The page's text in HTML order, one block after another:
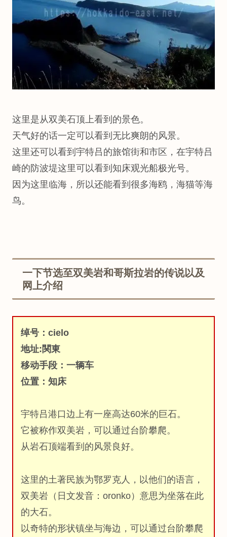
这里是从双美石顶上看到的景色。
天气好的话一定可以看到无比爽朗的风景。
这里还可以看到宇特吕的旅馆街和市区，在宇特吕
崎的防波堤这里可以看到知床观光船极光号。
因为这里临海，所以还能看到很多海鸥，海猫等海
鸟。
一下节选至双美岩和哥斯拉岩的传说以及
网上介绍
绰号：cielo
地址:関東
移动手段：一辆车
位置：知床
宇特吕港口边上有一座高达60米的巨石。
它被称作双美岩，可以通过台阶攀爬。
从岩石顶端看到的风景良好。
这里的土著民族为鄂罗克人，以他们的语言，
双美岩（日文发音：oronko）意思为坐落在此
的大石。
以奇特的形状镇坐与海边，可以通过台阶攀爬